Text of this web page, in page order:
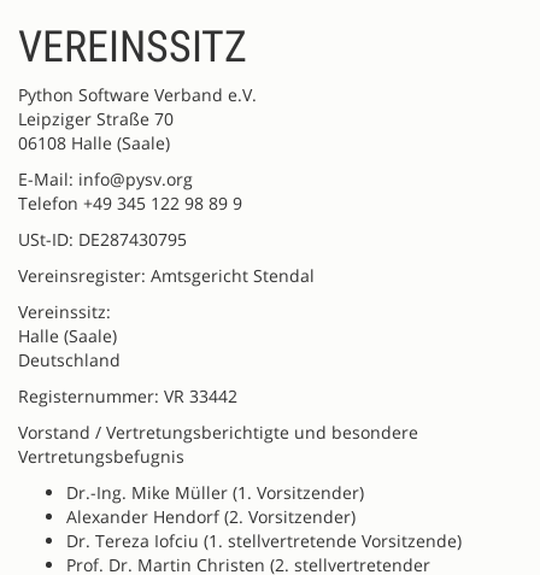
VEREINSSITZ
Python Software Verband e.V.
Leipziger Straße 70
06108 Halle (Saale)
E-Mail: info@pysv.org
Telefon +49 345 122 98 89 9
USt-ID: DE287430795
Vereinsregister: Amtsgericht Stendal
Vereinssitz:
Halle (Saale)
Deutschland
Registernummer: VR 33442
Vorstand / Vertretungsberichtigte und besondere
Vertretungsbefugnis
Dr.-Ing. Mike Müller (1. Vorsitzender)
Alexander Hendorf (2. Vorsitzender)
Dr. Tereza Iofciu (1. stellvertretende Vorsitzende)
Prof. Dr. Martin Christen (2. stellvertretender